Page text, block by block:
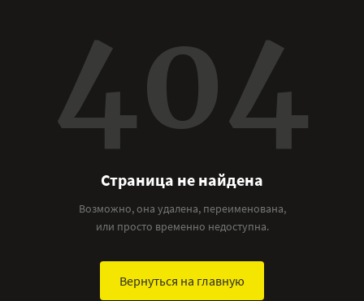
404
Страница не найдена
Возможно, она удалена, переименована,
или просто временно недоступна.
Вернуться на главную